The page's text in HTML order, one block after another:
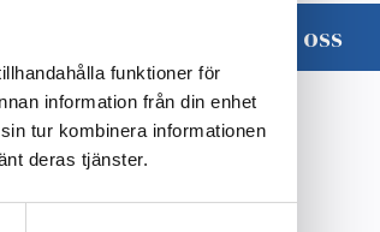
funktioner för
information från din enhet
tur kombinera informationen
deras tjänster.
Kontakta oss